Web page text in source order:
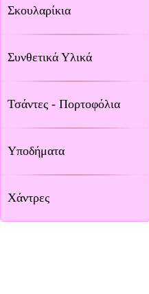
Σκουλαρίκια
Συνθετικά Υλικά
Τσάντες - Πορτοφόλια
Υποδήματα
Χάντρες